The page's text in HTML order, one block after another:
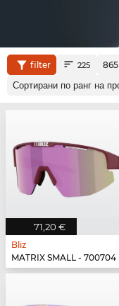
filter 225 865
71,20 €
Bliz
MATRIX SMALL - 700704